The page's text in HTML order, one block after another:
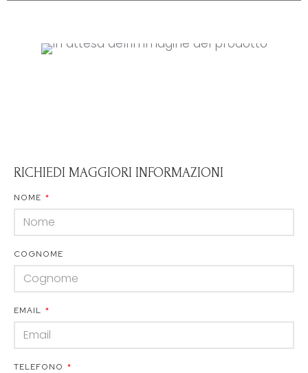
RICHIEDI MAGGIORI INFORMAZIONI
NOME
COGNOME
EMAIL
TELEFONO